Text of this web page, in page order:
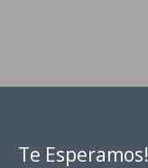
Te Esperamos!